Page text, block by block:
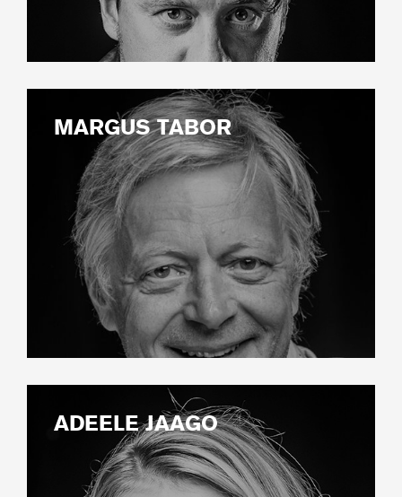
MARGUS TABOR
ADEELE JAAGO